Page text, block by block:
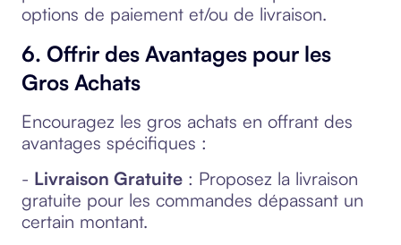
options de paiement et/ou de livraison.
6. Offrir des Avantages pour les
Gros Achats
Encouragez les gros achats en offrant des
avantages spécifiques :
- Livraison Gratuite : Proposez la livraison
gratuite pour les commandes dépassant un
certain montant.